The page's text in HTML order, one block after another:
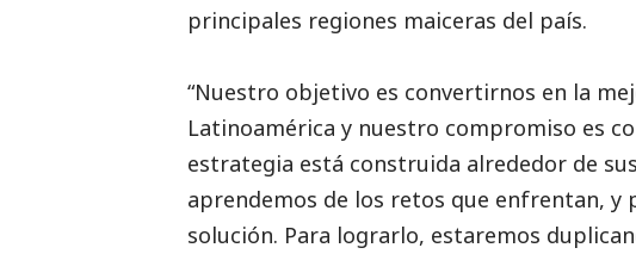
principales regiones maiceras del país.
“Nuestro objetivo es convertirnos en la
Latinoamérica y nuestro compromiso es
estrategia está construida alrededor de
aprendemos de los retos que enfrentan, y
solución. Para lograrlo, estaremos